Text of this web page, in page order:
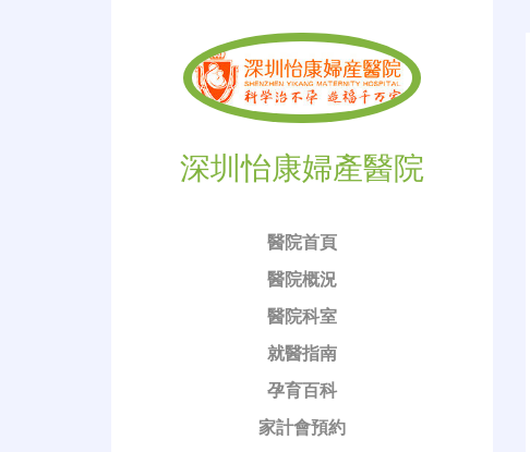
深圳怡康婦產醫院
醫院首頁
醫院概況
醫院科室
就醫指南
孕育百科
家計會預約